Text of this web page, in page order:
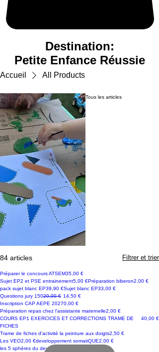
Destination:
Petite Enfance Réussie
Accueil All Products
Tous les articles
84 articles Filtrer et trier
nouveauté
Préparer le concours ATSEMPrix
35,00 €
Exercice
Sujet EP2 et PSE entrainementPrix
5,00 €COURS
Préparation biberonPrix
2,00 €
nouveauté
pack sujet blanc EP3Prix
9,90 €Sujet blanc EP3Prix
3,00 €
Exclusivité
Questions jury 150Prix original
29,00 € Prix promotionnel
14,50 €
nouveauté
Inscription CAP AEPE 2027Prix
0,00 €
COURS
Préparation repas chez l'assistante maternellePrix
2,00 €
COURS +exercice
COURS EP1 EXERCICES ET CORRECTIONS TRAME DE
FICHES
Prix
40,00 €
fiche exemple
Trame de fiches d'activité la peinture aux doigtsPrix
2,50 €
COURS
Les VEOPrix
2,00 €COURS
developpement somatiQUEPrix
2,00 €
COURS
les 5 sphères du developpement